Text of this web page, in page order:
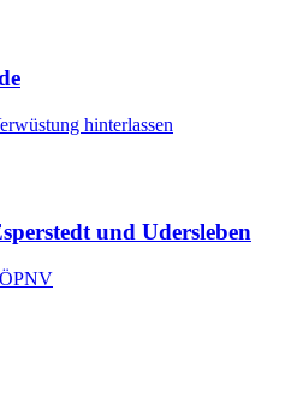
hinterlassen
und Udersleben